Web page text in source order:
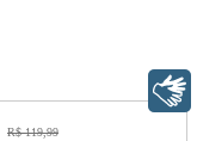
R$ 119,99